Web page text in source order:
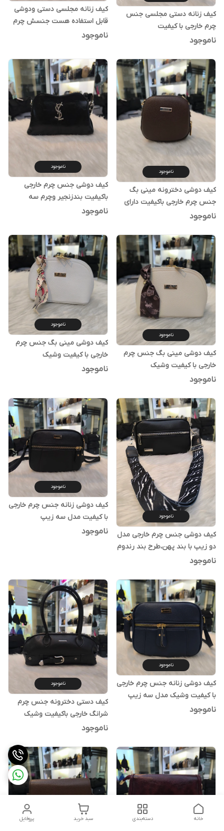
کیف زنانه دستی مجلسی جنس
چرم خارجی با کیفیت
ناموجود
کیف زنانه مجلسی دستی ودوشی
قابل استفاده هست جنسش چرم
خارجی با کیفیت
ناموجود
ناموجود
کیف دوشی دخترونه مینی بگ
جنس چرم خارجی باکیفیت دارای
بند بلند قابل تنظیم
ناموجود
ناموجود
کیف دوشی جنس چرم خارجی
باکیفیت بندزنجیر وچرم سه
محفظه ای
ناموجود
ناموجود
کیف دوشی مینی بگ جنس چرم
خارجی با کیفیت وشیک
ناموجود
ناموجود
کیف دوشی مینی بگ جنس چرم
خارجی با کیفیت وشیک
ناموجود
ناموجود
کیف دوشی جنس چرم خارجی مدل
دو زیپ با بند پهن،طرح بند رندوم
ارسال میشه
ناموجود
ناموجود
کیف دوشی زنانه جنس چرم خارجی
با کیفیت مدل سه زیپ
ناموجود
ناموجود
کیف دوشی زنانه جنس چرم خارجی
با کیفیت وشیک مدل سه زیپ
ناموجود
ناموجود
کیف دستی دخترونه جنس چرم
شرانگ خارجی باکیفیت وشیک
ویراق عالی
ناموجود
پروفایل سبد خرید دسته‌بندی خانه